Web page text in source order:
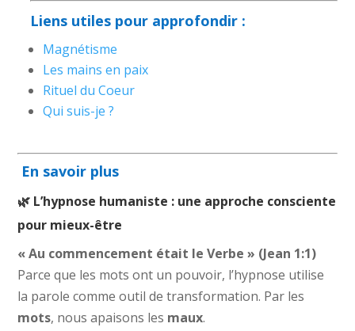
Liens utiles pour approfondir :
Magnétisme
Les mains en paix
Rituel du Coeur
Qui suis-je ?
En savoir plus
🌿 L’hypnose humaniste : une approche consciente
pour mieux-être
« Au commencement était le Verbe » (Jean 1:1)
Parce que les mots ont un pouvoir, l’hypnose utilise
la parole comme outil de transformation. Par les
mots, nous apaisons les maux.